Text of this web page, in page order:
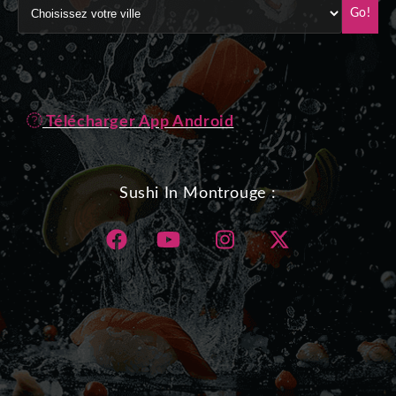
Go!
Télécharger App Android
Sushi In Montrouge :